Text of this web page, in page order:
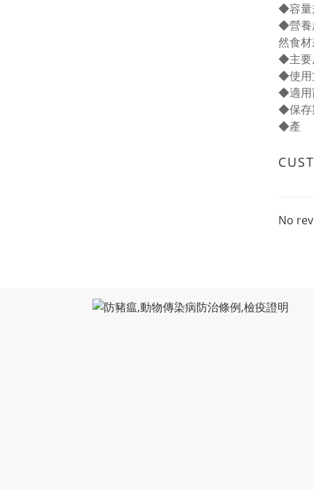
◆容量
◆營養
然食
◆主要
◆使用
◆適用
◆保存
◆產
No